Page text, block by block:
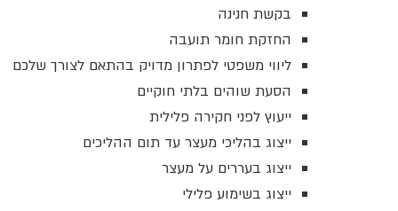
בקשת חנינה
החזקת חומר תועבה
ליווי משפטי לפתרון מדויק בהתאם לצורך שלכם
הסעת שוהים בלתי חוקיים
ייעוץ לפני חקירה פלילית
ייצוג בהליכי מעצר עד תום ההליכים
ייצוג בעררים על מעצר
ייצוג בשימוע פלילי